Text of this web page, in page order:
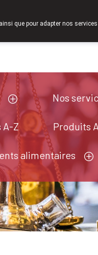
Nos
A-Z Produits
alimentaires
que pour adapter nos